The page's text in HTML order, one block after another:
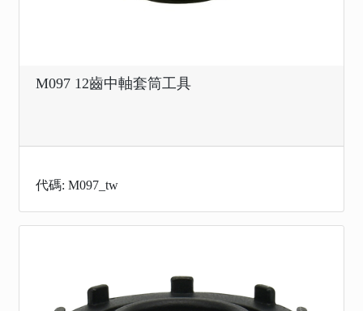
M097 12齒中軸套筒工具
代碼: M097_tw